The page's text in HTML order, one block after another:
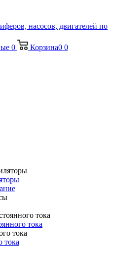
насосов, двигателей по
0 Корзина0 0
тока
тока